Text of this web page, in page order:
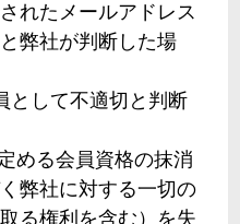
れたメールアドレス
弊社が判断した場
として不適切と判断
める会員資格の抹消
弊社に対する一切の
る権利を含む）を失